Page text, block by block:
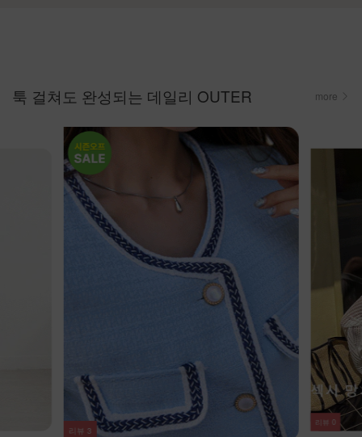
툭 걸쳐도 완성되는 데일리 OUTER more
리뷰 3
리뷰 0